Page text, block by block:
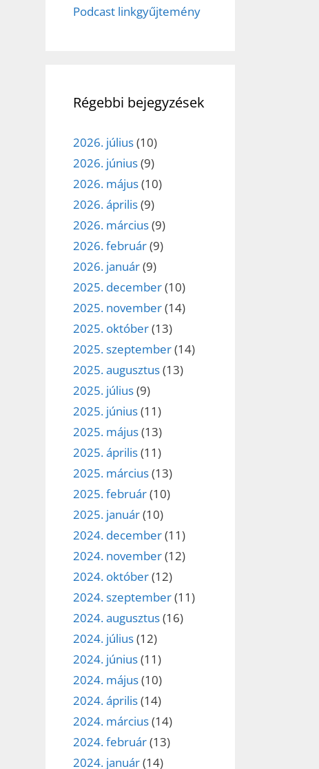
Podcast linkgyűjtemény
Régebbi bejegyzések
2026. július(10)
2026. június(9)
2026. május(10)
2026. április(9)
2026. március(9)
2026. február(9)
2026. január(9)
2025. december(10)
2025. november(14)
2025. október(13)
2025. szeptember(14)
2025. augusztus(13)
2025. július(9)
2025. június(11)
2025. május(13)
2025. április(11)
2025. március(13)
2025. február(10)
2025. január(10)
2024. december(11)
2024. november(12)
2024. október(12)
2024. szeptember(11)
2024. augusztus(16)
2024. július(12)
2024. június(11)
2024. május(10)
2024. április(14)
2024. március(14)
2024. február(13)
2024. január(14)